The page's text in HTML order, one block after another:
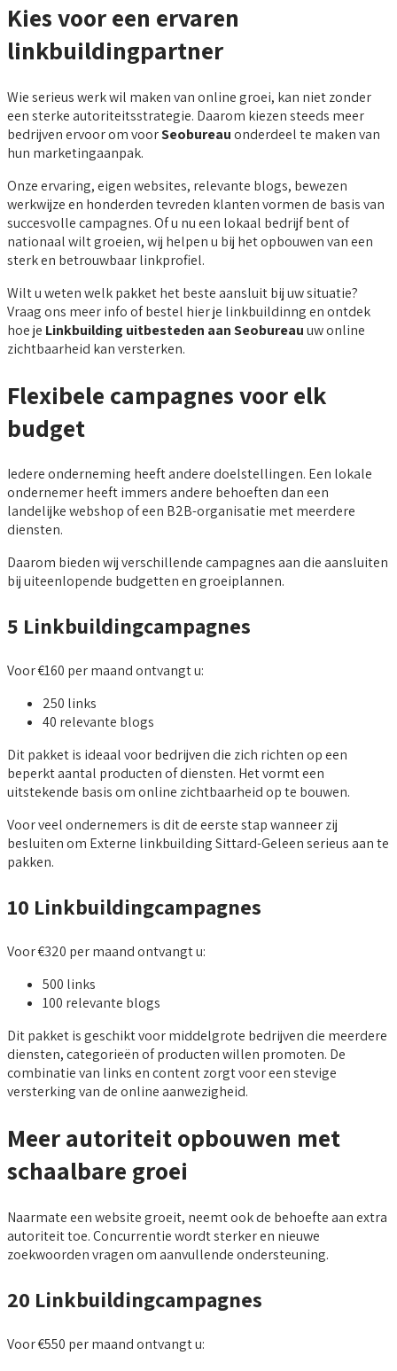
Kies voor een ervaren
linkbuildingpartner
Wie serieus werk wil maken van online groei, kan niet zonder
een sterke autoriteitsstrategie. Daarom kiezen steeds meer
bedrijven ervoor om voorSeobureauonderdeel te maken van
hun marketingaanpak.
Onze ervaring, eigen websites, relevante blogs, bewezen
werkwijze en honderden tevreden klanten vormen de basis van
succesvolle campagnes. Of u nu een lokaal bedrijf bent of
nationaal wilt groeien, wij helpen u bij het opbouwen van een
sterk en betrouwbaar linkprofiel.
Wilt u weten welk pakket het beste aansluit bij uw situatie?
Vraag ons meer info of bestel hier je linkbuildinng en ontdek
hoe je Linkbuilding uitbesteden aan Seobureauuw online
zichtbaarheid kan versterken.
Flexibele campagnes voor elk
budget
Iedere onderneming heeft andere doelstellingen. Een lokale
ondernemer heeft immers andere behoeften dan een
landelijke webshop of een B2B-organisatie met meerdere
diensten.
Daarom bieden wij verschillende campagnes aan die aansluiten
bij uiteenlopende budgetten en groeiplannen.
5 Linkbuildingcampagnes
Voor €160 per maand ontvangt u:
250 links
40 relevante blogs
Dit pakket is ideaal voor bedrijven die zich richten op een
beperkt aantal producten of diensten. Het vormt een
uitstekende basis om online zichtbaarheid op te bouwen.
Voor veel ondernemers is dit de eerste stap wanneer zij
besluiten om Externe linkbuilding Sittard-Geleen serieus aan te
pakken.
10 Linkbuildingcampagnes
Voor €320 per maand ontvangt u:
500 links
100 relevante blogs
Dit pakket is geschikt voor middelgrote bedrijven die meerdere
diensten, categorieën of producten willen promoten. De
combinatie van links en content zorgt voor een stevige
versterking van de online aanwezigheid.
Meer autoriteit opbouwen met
schaalbare groei
Naarmate een website groeit, neemt ook de behoefte aan extra
autoriteit toe. Concurrentie wordt sterker en nieuwe
zoekwoorden vragen om aanvullende ondersteuning.
20 Linkbuildingcampagnes
Voor €550 per maand ontvangt u: